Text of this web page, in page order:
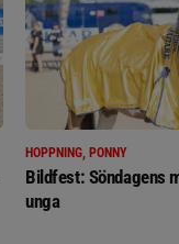
HOPPNING, PONNY
Bildfest: Söndagens
unga